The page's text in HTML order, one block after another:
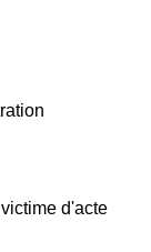
d'acte